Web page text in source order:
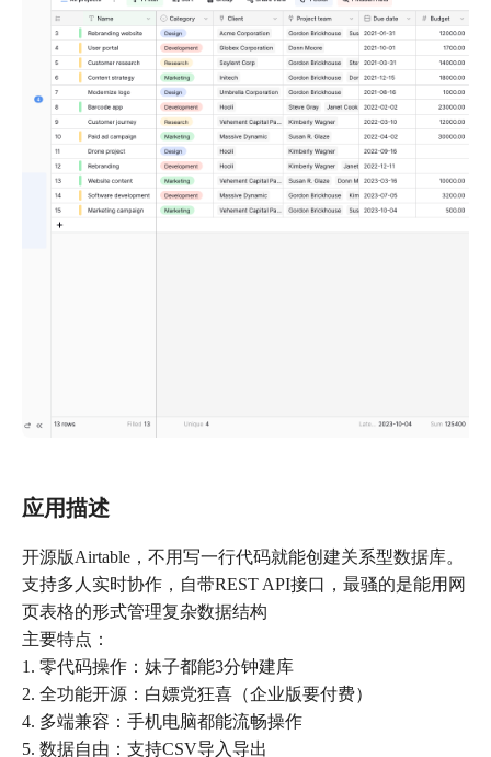
应用描述
开源版Airtable，不用写一行代码就能创建关系型数据库。
支持多人实时协作，自带REST API接口，最骚的是能用网
页表格的形式管理复杂数据结构
主要特点：
1. 零代码操作：妹子都能3分钟建库
2. 全功能开源：白嫖党狂喜（企业版要付费）
4. 多端兼容：手机电脑都能流畅操作
5. 数据自由：支持CSV导入导出